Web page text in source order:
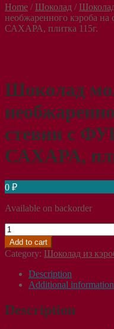
Home /Шоколад /
необжаренного кэроба
САХАРА, плитка 115г.
Шоколад
стевии с
САХАРА,
0 ₽
Available on backorder
Шоколад
молочный
из
необжаренного
кэроба
стевии
с
ФУНДУКОМ,
Add to cart
Category: Шоколад из
Description
Additional information
Description